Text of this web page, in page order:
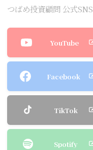
つばめ投資顧問 公式SNS
YouTube
Facebook
TikTok
Spotify